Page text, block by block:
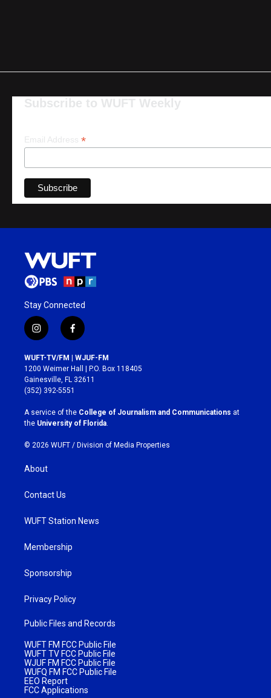
Subscribe to WUFT Weekly
Email Address *
Stay Connected
i
n
s
t
a
g
r
a
m
f
a
c
e
b
o
k
WUFT-TV/FM | WJUF-FM
1200 Weimer Hall | P.O. Box 118405
Gainesville, FL 32611
(352) 392-5551
A service of the College of Journalism and Communications at
the University of Florida.
© 2026 WUFT / Division of Media Properties
About
Contact Us
WUFT Station News
Membership
Sponsorship
Privacy Policy
Public Files and Records
WUFT FM FCC Public File
WUFT TV FCC Public File
WJUF FM FCC Public File
WUFQ FM FCC Public File
EEO Report
FCC Applications